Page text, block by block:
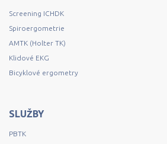
Screening ICHDK
Spiroergometrie
AMTK (Holter TK)
Klidové EKG
Bicyklové ergometry
SLUŽBY
PBTK